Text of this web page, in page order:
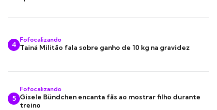
4
Fofocalizando
Tainá Militão fala sobre ganho de 10 kg na gravidez
5
Fofocalizando
Gisele Bündchen encanta fãs ao mostrar filho durante
treino